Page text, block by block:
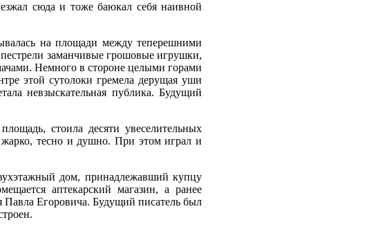
сюда и тоже баюкал себя наивной
на площади между теперешними
заманчивые грошовые игрушки,
Немного в стороне целыми горами
этой сутолоки гремела дерущая уши
невзыскательная публика. Будущий
стоила десяти увеселительных
жарко, тесно и душно. При этом играл и
дом, принадлежавший купцу
аптекарский магазин, а ранее
Егоровича. Будущий писатель был